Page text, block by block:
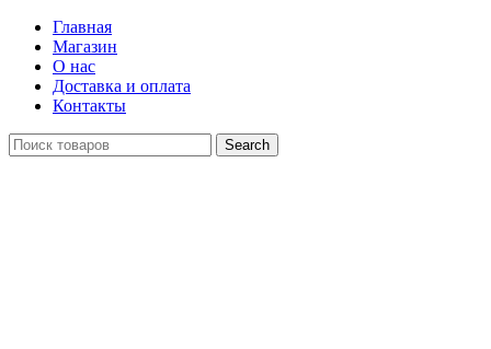
Главная
Магазин
О нас
Доставка и оплата
Контакты
Search